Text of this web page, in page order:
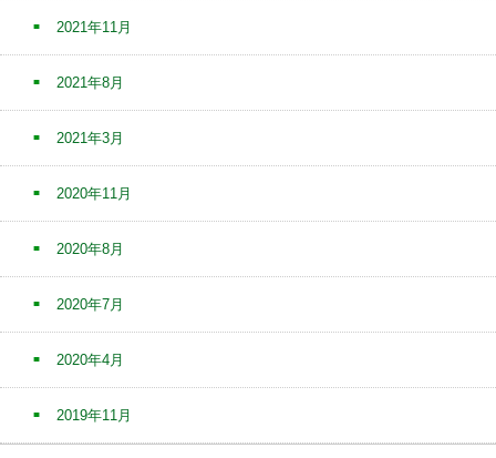
2021年11月
2021年8月
2021年3月
2020年11月
2020年8月
2020年7月
2020年4月
2019年11月